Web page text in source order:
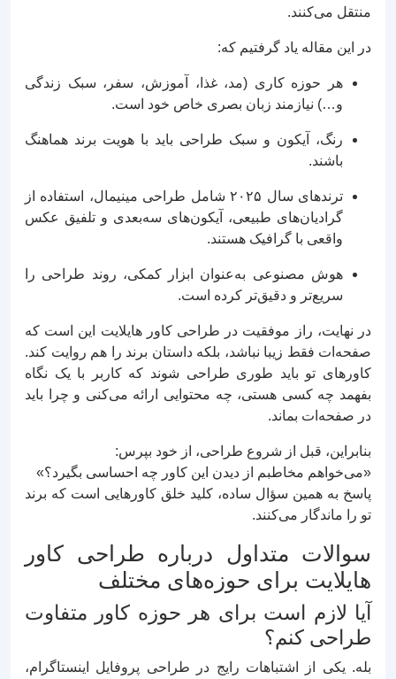
منتقل می‌کنند.
در این مقاله یاد گرفتیم که:
هر حوزه کاری (مد، غذا، آموزش، سفر، سبک زندگی
و…) نیازمند زبان بصری خاص خود است.
رنگ، آیکون و سبک طراحی باید با هویت برند هماهنگ
باشند.
ترندهای سال ۲۰۲۵ شامل طراحی مینیمال، استفاده از
گرادیان‌های طبیعی، آیکون‌های سه‌بعدی و تلفیق عکس
واقعی با گرافیک هستند.
هوش مصنوعی به‌عنوان ابزار کمکی، روند طراحی را
سریع‌تر و دقیق‌تر کرده است.
در نهایت، راز موفقیت در طراحی کاور هایلایت این است که
صفحه‌ات فقط زیبا نباشد، بلکه داستان برند را هم روایت کند.
کاورهای تو باید طوری طراحی شوند که کاربر با یک نگاه
بفهمد چه کسی هستی، چه محتوایی ارائه می‌کنی و چرا باید
در صفحه‌ات بماند.
بنابراین، قبل از شروع طراحی، از خود بپرس:
«می‌خواهم مخاطبم از دیدن این کاور چه احساسی بگیرد؟»
پاسخ به همین سؤال ساده، کلید خلق کاورهایی است که برند
تو را ماندگار می‌کنند.
سوالات متداول درباره طراحی کاور
هایلایت برای حوزه‌های مختلف
آیا لازم است برای هر حوزه کاور متفاوت
طراحی کنم؟
بله. یکی از اشتباهات رایج در طراحی پروفایل اینستاگرام،